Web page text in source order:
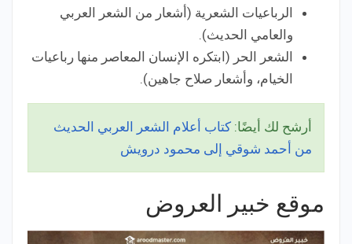
الرباعيات الشعرية (أشعار من الشعر العربي
والعامي الحديث).
الشعر الحر (ابتكره الإنسان المعاصر منها رباعيات
الخيام، وأشعار صلاح جاهين).
أرشح لك أيضًا: كتاب أعلام الشعر العربي الحديث
من أحمد شوقي إلى محمود درويش
موقع خبير العروض